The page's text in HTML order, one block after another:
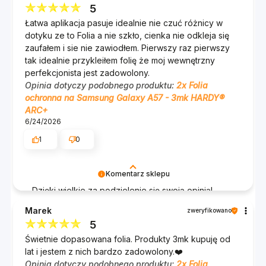
siatki.
Czytnik linii papilarnych w ekranie? Działa
perfekcyjnie. Face ID? Bez zakłóceń. Gry, filmy,
przeglądanie zdjęć – wszystko wygląda dokładnie
tak, jak powinno. A gładka powierzchnia sprawia, że
każdy gest, każde przesunięcie palcem jest płynne
i naturalne. Dodatkowo warstwa oleofobowa
odpycha tłuszcz i ogranicza widoczność odcisków
palców, a powierzchnia antystatyczna przyciąga
mniej kurzu. Ekran pozostaje czysty i przyjemny w
Montaż na mokro –
HARDY® ARC+ na Samsung Galaxy A57 spełniają
Twoje oczekiwania. Twoje zadowolenie jest dla
nas najważniejsze, a takie wiadomości dodają nam
skrzydeł. 😊
Zespół 3mk :)
Komentarz sklepu
Dzięki wielkie za podzielenie się swoją opinią!
spełniła Twoje oczekiwania. Cieszymy się, że Twój
wewnętrzny perfekcjonista jest zadowolony! :)
Zespół 3mk :)
5
Łatwa aplikacja pasuje idealnie nie czuć różnicy w
dotyku ze to Folia a nie szkło, cienka nie odkleja się
zaufałem i sie nie zawiodłem. Pierwszy raz pierwszy
tak idealnie przykleiłem folię że moj wewnętrzny
perfekcjonista jest zadowolony.
Opinia dotyczy podobnego produktu: 2x Folia
ochronna na Samsung Galaxy A57 - 3mk HARDY®
ARC+
6/24/2026
1
0
Marek zweryfikowano
5
Świetnie dopasowana folia. Produkty 3mk kupuję od
lat i jestem z nich bardzo zadowolony.❤️